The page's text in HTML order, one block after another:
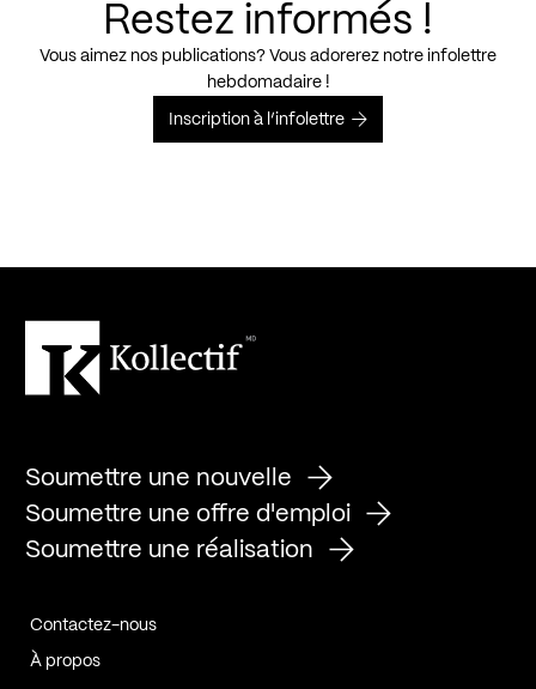
Restez informés !
Vous aimez nos publications? Vous adorerez notre infolettre
hebdomadaire !
Inscription à l’infolettre
Soumettre une nouvelle
Soumettre une offre d'emploi
Soumettre une réalisation
Contactez-nous
À propos